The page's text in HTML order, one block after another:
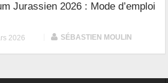
Jurassien 2026 : Mode d’emploi
2026 SÉBASTIEN MOULIN